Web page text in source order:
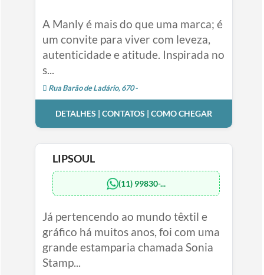
A Manly é mais do que uma marca; é
um convite para viver com leveza,
autenticidade e atitude. Inspirada no
s...
Rua Barão de Ladário, 670 -
DETALHES | CONTATOS | COMO CHEGAR
LIPSOUL
(11) 99830-...
Já pertencendo ao mundo têxtil e
gráfico há muitos anos, foi com uma
grande estamparia chamada Sonia
Stamp...